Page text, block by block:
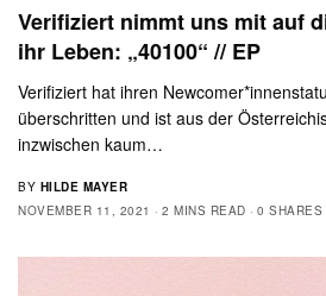
Verifiziert nimmt uns mit auf
ihr Leben: „40100“ // EP
Verifiziert hat ihren
überschritten und ist aus der
inzwischen kaum…
BY HILDE MAYER
NOVEMBER 11, 2021
2 MINS READ 0 SHARES